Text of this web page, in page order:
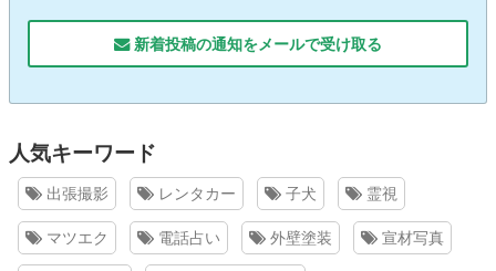
新着投稿の通知をメールで受け取る
人気キーワード
出張撮影 レンタカー 子犬 霊視
マツエク 電話占い 外壁塗装 宣材写真